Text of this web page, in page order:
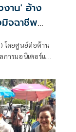
าน' อ้าง
มิจฉาชีพ
โดยศูนย์ต่อต้าน
ยไชยชนก ชิดชอบ
และสังคม (ดีอี)
ตระหนักรู้เท่าทัน
ะข้อมูลบิดเบือน